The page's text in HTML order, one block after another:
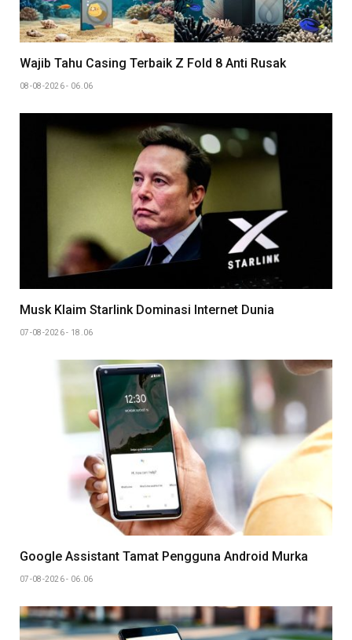
Wajib Tahu Casing Terbaik Z Fold 8 Anti Rusak
08-08-2026 - 06.06
Musk Klaim Starlink Dominasi Internet Dunia
07-08-2026 - 18.06
Google Assistant Tamat Pengguna Android Murka
07-08-2026 - 06.06